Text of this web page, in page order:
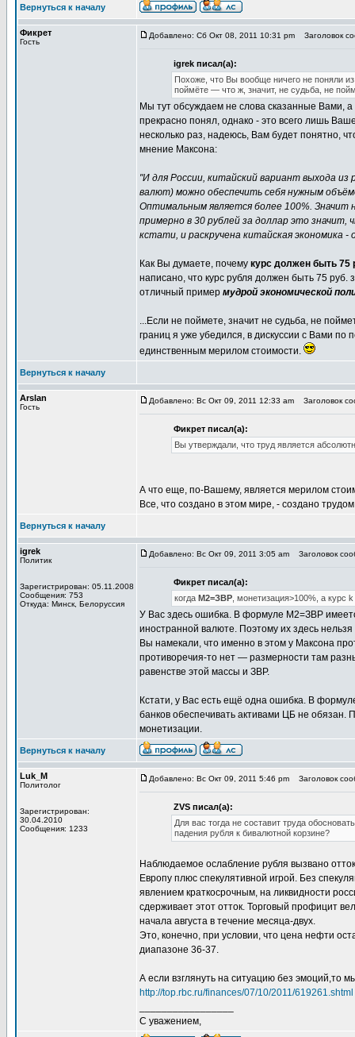
Вернуться к началу
Фикрет
Гость
Добавлено: Сб Окт 08, 2011 10:31 pm Заголовок
igrek писал(а):
Похоже, что Вы вообще ничего не поняли
поймёте — что ж, значит, не судьба, не
Мы тут обсуждаем не слова сказанные Вами,
прекрасно понял, однако - это всего лишь
несколько раз, надеюсь, Вам будет понятно,
мнение Максона:
"И для России, китайский вариант выхода
валют) можно обеспечить себя нужным
Оптимальным является более 100%. Значит
примерно в 30 рублей за доллар это
кстати, и раскручена китайская экономика
Как Вы думаете, почему курс должен быть 75
написано, что курс рубля должен быть 75 руб.
отличный пример мудрой экономической
...Если не поймете, значит не судьба, не
границ я уже убедился, в дискуссии с Вами по
единственным мерилом стоимости.
Вернуться к началу
Arslan
Гость
Добавлено: Вс Окт 09, 2011 12:33 am Заголовок
Фикрет писал(а):
Вы утверждали, что труд является
А что еще, по-Вашему, является мерилом
Все, что создано в этом мире, - создано
Вернуться к началу
igrek
Политик
Зарегистрирован: 05.11.2008
Сообщения: 753
Откуда: Минск, Белоруссия
Добавлено: Вс Окт 09, 2011 3:05 am Заголовок
Фикрет писал(а):
когда М2=ЗВР , монетизация>100%, а курс
У Вас здесь ошибка. В формуле М2=ЗВР
иностранной валюте. Поэтому их здесь
Вы намекали, что именно в этом у Максона
противоречия-то нет — размерности там
равенстве этой массы и ЗВР.
Кстати, у Вас есть ещё одна ошибка. В
банков обеспечивать активами ЦБ не
монетизации.
Вернуться к началу
Luk_M
Политолог
Зарегистрирован:
30.04.2010
Сообщения: 1233
Добавлено: Вс Окт 09, 2011 5:46 pm Заголовок
ZVS писал(а):
Для вас тогда не составит труда
падения рубля к бивалютной корзине?
Наблюдаемое ослабление рубля вызвано
Европу плюс спекулятивной игрой. Без
явлением краткосрочным, на ликвидности
сдерживает этот отток. Торговый профицит
начала августа в течение месяца-двух.
Это, конечно, при условии, что цена нефти
диапазоне 36-37.
А если взглянуть на ситуацию без эмоций,то
http://top.rbc.ru/finances/07/10/2011/619261.shtml
С уважением,